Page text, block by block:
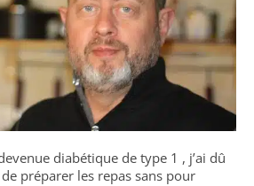
diabétique de type 1 , j’ai dû
préparer les repas sans pour